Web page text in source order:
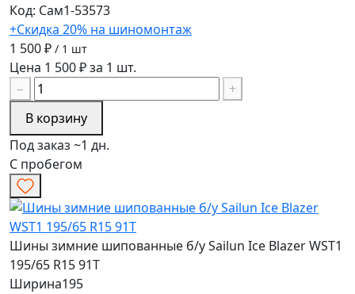
Код: Сам1-53573
+Скидка 20% на шиномонтаж
1 500 ₽ / 1 шт
Цена 1 500 ₽ за 1 шт.
−
+
В корзину
Под заказ ~1 дн.
С пробегом
Шины зимние шипованные б/у Sailun Ice Blazer WST1
195/65 R15 91T
Ширина195